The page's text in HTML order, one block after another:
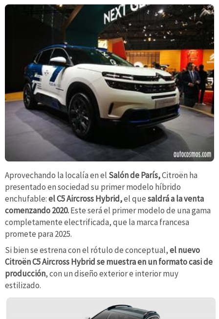
Aprovechando la localía en el Salón de París,Citroën ha
presentado en sociedad su primer modelo híbrido
enchufable:el C5 Aircross Hybrid,el quesaldrá a la venta
comenzando 2020.Este será el primer modelo de una gama
completamente electrificada, que la marca francesa
promete para 2025.
Si bien se estrena con el rótulo de conceptual,el nuevo
Citroën C5 Aircross Hybrid se muestra en un formato casi de
producción, con un diseño exterior e interior muy
estilizado.